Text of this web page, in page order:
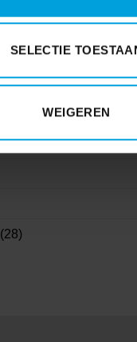
SELECTIE
WEIGEREN
(28)